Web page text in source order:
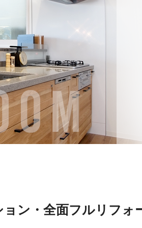
ン・全面フルリフォ